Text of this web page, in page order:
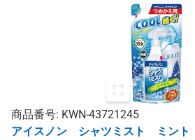
商品番号: KWN-43721245
アイスノン シャツミスト ミン